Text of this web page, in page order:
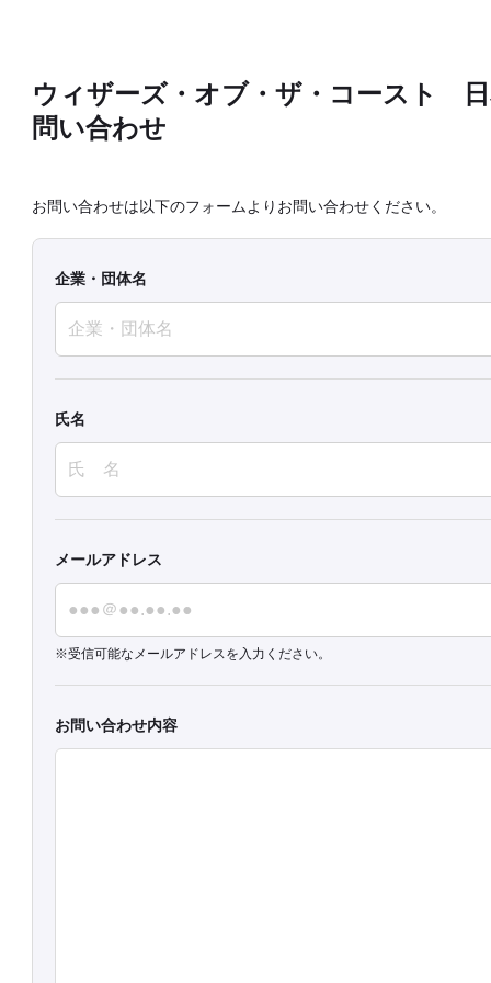
ウィザーズ・オブ・ザ・コースト
問い合わせ
お問い合わせは以下のフォームよりお問い合わせください。
企業・団体名
氏名
メールアドレス
受信可能なメールアドレスを入力ください。
お問い合わせ内容